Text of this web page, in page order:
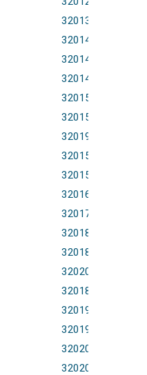
32013R0800,
32014R0071,
32014R0083,
32014R0379,
32015R0140,
32015R0640,
32019R0133,
32015R1329,
32015R2338,
32016R1199,
32017R0363,
32018R0394,
32018R1042,
32020R0745,
32018R1975,
32019R1384,
32019R1387,
32020R1176,
32020R2036,